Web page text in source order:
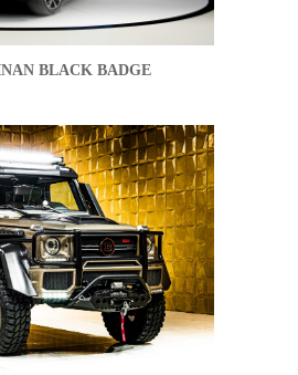
BLACK BADGE